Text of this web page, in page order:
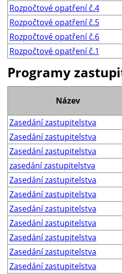
Rozpočtové opatření č.4
Rozpočtové opatření č.5
Rozpočtové opatření č.6
Rozpočtové opatření č.1
Programy
Název
Zasedání zastupitelstva
Zasedání zastupitelstva
Zasedání zastupitelstva
zasedání zastupitelstva
Zasedání zastupitelstva
Zasedání zastupitelstva
Zasedání zastupitelstva
Zasedání zastupitelstva
Zasedání zastupitelstva
Zasedání zastupitelstva
Zasedání zastupitelstva